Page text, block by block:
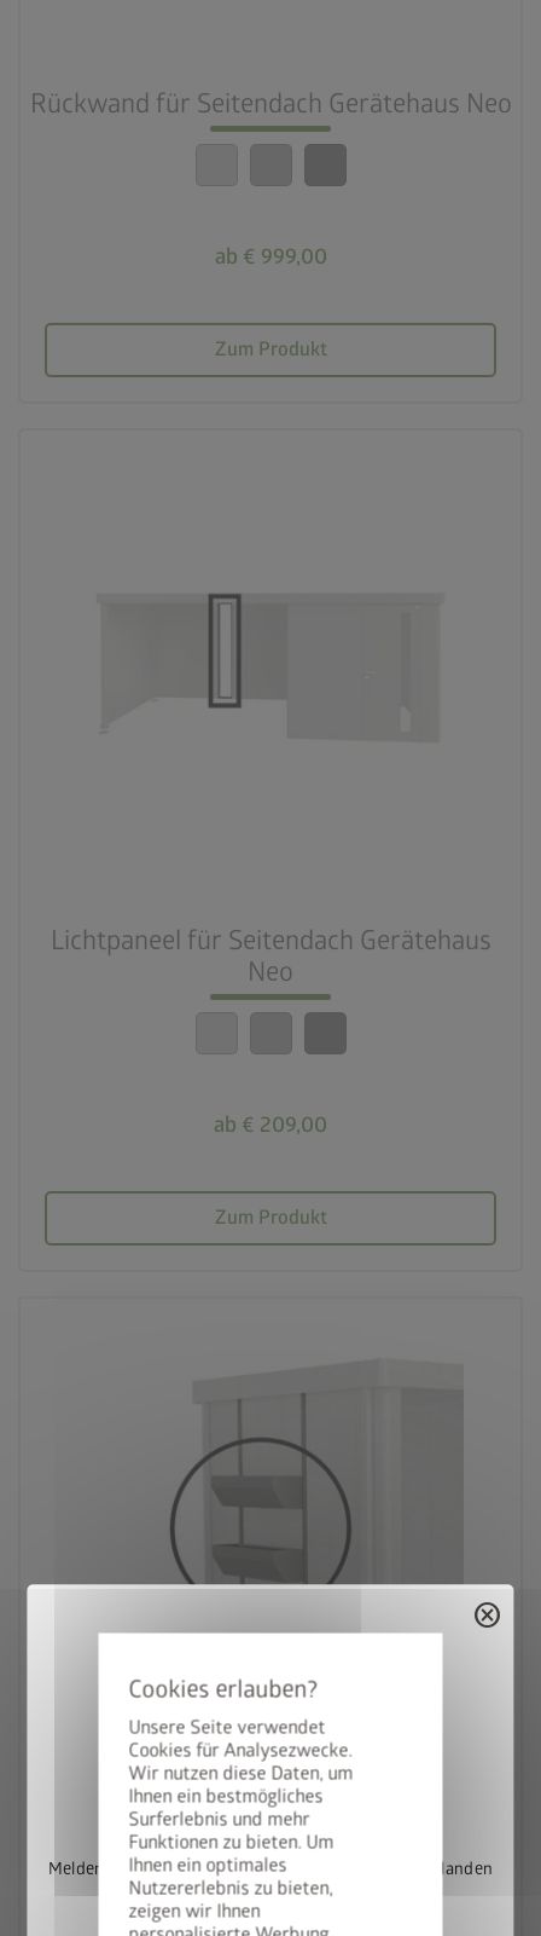
Unsere Seite verwendet
Cookies für Analysezwecke.
Wir nutzen diese Daten, um
Ihnen ein bestmögliches
Surferlebnis und mehr
Funktionen zu bieten. Um
Ihnen ein optimales
Nutzererlebnis zu bieten,
zeigen wir Ihnen
Rückwand für Seitendach Gerätehaus Neo
ab € 999,00
Zum Produkt
Lichtpaneel für Seitendach Gerätehaus
Neo
ab € 209,00
Zum Produkt
FloraBoard zu Seitendach Neo
cancel
StyleBox gewinnen
Melden Sie sich jetzt für unseren Newsletter an und landen
Sie automatisch im Lostopf.